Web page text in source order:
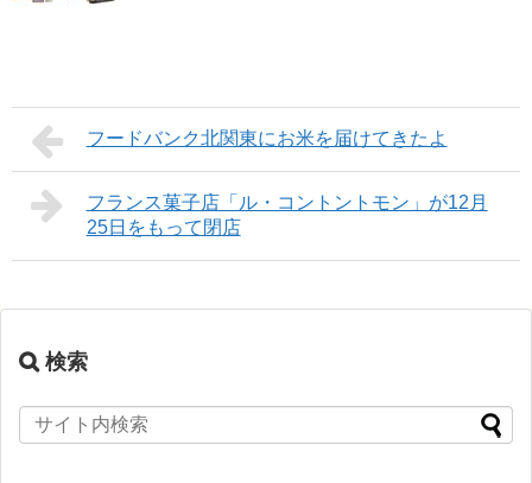
フードバンク北関東にお米を届けてきたよ
フランス菓子店「ル・コントントモン」が12月
25日をもって閉店
検索